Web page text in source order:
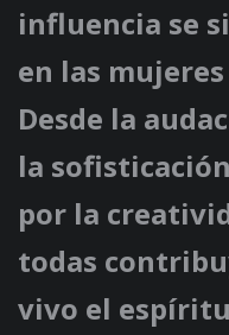
influencia se
en las
Desde la
la
por la
todas
vivo el